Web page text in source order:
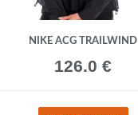
NIKE ACG TRAILWIND
126.0 €